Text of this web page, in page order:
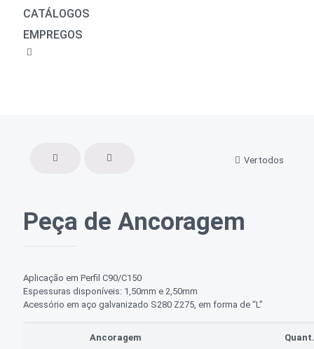
CATÁLOGOS
EMPREGOS
Ver todos
Peça de Ancoragem
Aplicação em Perfil C90/C150
Espessuras disponíveis: 1,50mm e 2,50mm
Acessório em aço galvanizado S280 Z275, em forma de “L”
Ancoragem Quant.